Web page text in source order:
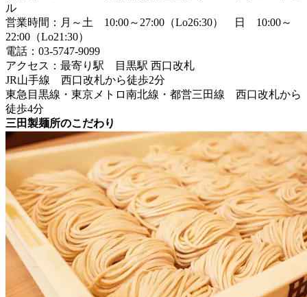
ル
営業時間：月～土 10:00～27:00（Lo26:30） 日 10:00～
22:00（Lo21:30）
電話：03-5747-9099
アクセス：最寄り駅 目黒駅 西口改札
JR山手線 西口改札から徒歩2分
東急目黒線・東京メトロ南北線・都営三田線 西口改札から
徒歩4分
三田製麺所のこだわり